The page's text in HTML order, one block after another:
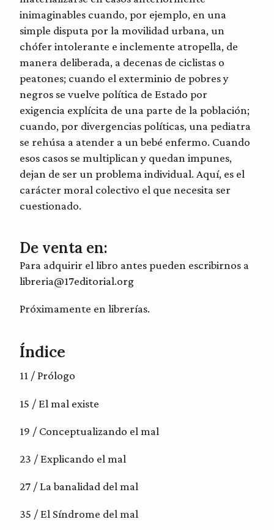
inimaginables cuando, por ejemplo, en una
simple disputa por la movilidad urbana, un
chófer intolerante e inclemente atropella, de
manera deliberada, a decenas de ciclistas o
peatones; cuando el exterminio de pobres y
negros se vuelve política de Estado por
exigencia explícita de una parte de la población;
cuando, por divergencias políticas, una pediatra
se rehúsa a atender a un bebé enfermo. Cuando
esos casos se multiplican y quedan impunes,
dejan de ser un problema individual. Aquí, es el
carácter moral colectivo el que necesita ser
cuestionado.
De venta en:
Para adquirir el libro antes pueden escribirnos a
libreria@17editorial.org
Próximamente en librerías.
Índice
11 / Prólogo
15 / El mal existe
19 / Conceptualizando el mal
23 / Explicando el mal
27 / La banalidad del mal
35 / El Síndrome del mal